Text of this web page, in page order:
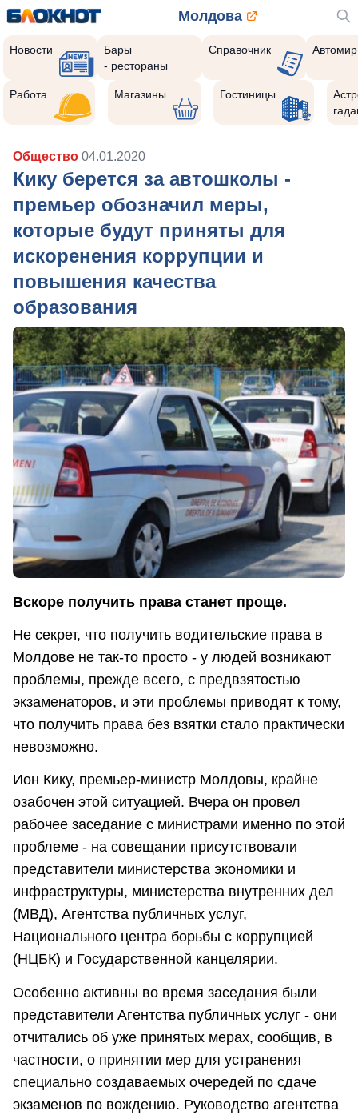
Молдова
Новости
Бары
- рестораны
Справочник Автомир
Работа Магазины Гостиницы
Общество 04.01.2020
Кику берется за автошколы -
премьер обозначил меры,
которые будут приняты для
искоренения коррупции и
повышения качества
образования
Вскоре получить права станет проще.
Не секрет, что получить водительские права в
Молдове не так-то просто - у людей возникают
проблемы, прежде всего, с предвзятостью
экзаменаторов, и эти проблемы приводят к тому,
что получить права без взятки стало практически
невозможно.
Ион Кику, премьер-министр Молдовы, крайне
озабочен этой ситуацией. Вчера он провел
рабочее заседание с министрами именно по этой
проблеме - на совещании присутствовали
представители министерства экономики и
инфраструктуры, министерства внутренних дел
(МВД), Агентства публичных услуг,
Национального центра борьбы с коррупцией
(НЦБК) и Государственной канцелярии.
Особенно активны во время заседания были
представители Агентства публичных услуг - они
отчитались об уже принятых мерах, сообщив, в
частности, о принятии мер для устранения
специально создаваемых очередей по сдаче
экзаменов по вождению. Руководство агентства